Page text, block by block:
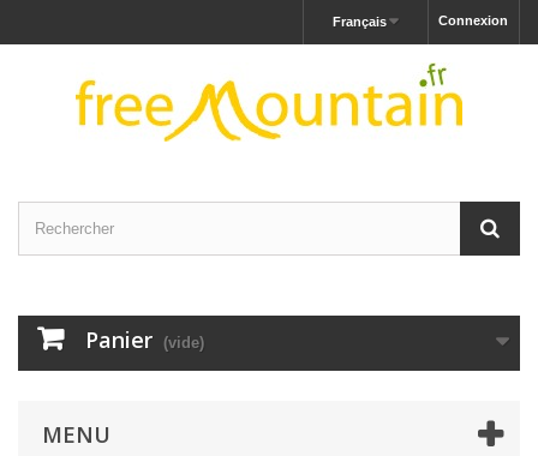
Connexion
Français
Panier (vide)
MENU